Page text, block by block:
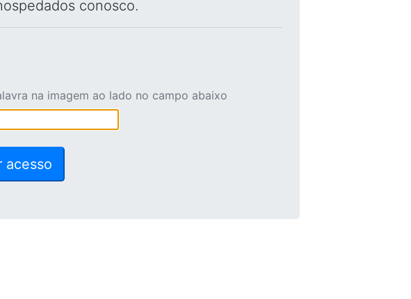
conosco.
na imagem ao lado no campo abaixo